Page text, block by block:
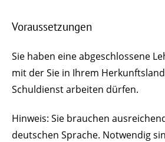
Voraussetzungen
Sie haben eine abgeschlossene
mit der Sie in Ihrem
Schuldienst arbeiten dürfen.
Hinweis: Sie brauchen
deutschen Sprache. Notwendig